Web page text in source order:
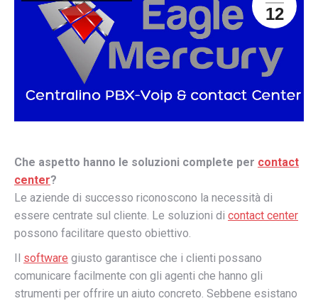
12
Che aspetto hanno le soluzioni complete per contact
center?
Le aziende di successo riconoscono la necessità di
essere centrate sul cliente. Le soluzioni di contact center
possono facilitare questo obiettivo.
Il software giusto garantisce che i clienti possano
comunicare facilmente con gli agenti che hanno gli
strumenti per offrire un aiuto concreto. Sebbene esistano